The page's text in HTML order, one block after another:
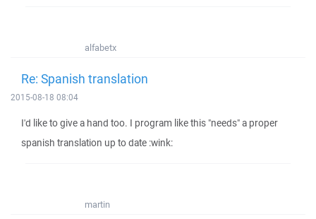
alfabetx
Re: Spanish translation
2015-08-18 08:04
I'd like to give a hand too. I program like this "needs" a proper
spanish translation up to date :wink:
martin